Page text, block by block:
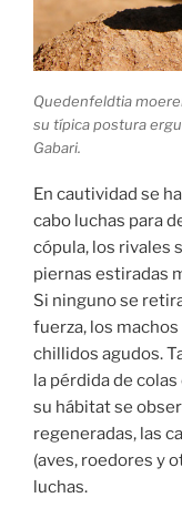
Quedenfeldtia
su típica postura
Gabari.
En cautividad se
cabo luchas para
cópula, los rivales
piernas estiradas
Si ninguno se
fuerza, los
chillidos agudos.
la pérdida de
su hábitat se
regeneradas, las
(aves, roedores y
luchas.